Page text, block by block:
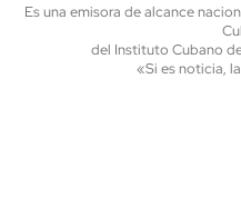
Es una emisora de alcance
del Instituto Cubano
«Si es noticia,